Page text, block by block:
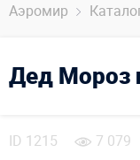
Аэромир
Дед Мороз
ID 1215 7 079